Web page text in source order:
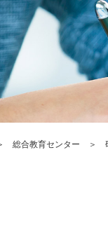
総合教育センター ＞